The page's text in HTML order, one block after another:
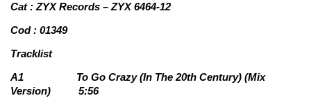
Cat : ZYX Records – ZYX 6464-12
Cod : 01349
Tracklist
A1
To Go Crazy (In The 20th Century) (Mix
Version)
5:56